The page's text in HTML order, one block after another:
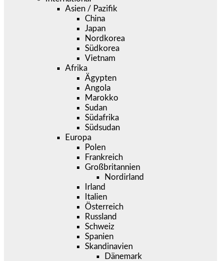
Asien / Pazifik
China
Japan
Nordkorea
Südkorea
Vietnam
Afrika
Ägypten
Angola
Marokko
Sudan
Südafrika
Südsudan
Europa
Polen
Frankreich
Großbritannien
Nordirland
Irland
Italien
Österreich
Russland
Schweiz
Spanien
Skandinavien
Dänemark